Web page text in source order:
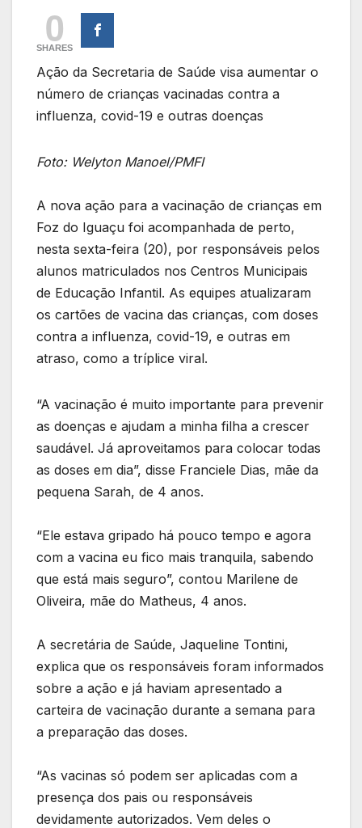
0
SHARES
Ação da Secretaria de Saúde visa aumentar o
número de crianças vacinadas contra a
influenza, covid-19 e outras doenças
Foto: Welyton Manoel/PMFI
A nova ação para a vacinação de crianças em
Foz do Iguaçu foi acompanhada de perto,
nesta sexta-feira (20), por responsáveis pelos
alunos matriculados nos Centros Municipais
de Educação Infantil. As equipes atualizaram
os cartões de vacina das crianças, com doses
contra a influenza, covid-19, e outras em
atraso, como a tríplice viral.
“A vacinação é muito importante para prevenir
as doenças e ajudam a minha filha a crescer
saudável. Já aproveitamos para colocar todas
as doses em dia”, disse Franciele Dias, mãe da
pequena Sarah, de 4 anos.
“Ele estava gripado há pouco tempo e agora
com a vacina eu fico mais tranquila, sabendo
que está mais seguro”, contou Marilene de
Oliveira, mãe do Matheus, 4 anos.
A secretária de Saúde, Jaqueline Tontini,
explica que os responsáveis foram informados
sobre a ação e já haviam apresentado a
carteira de vacinação durante a semana para
a preparação das doses.
“As vacinas só podem ser aplicadas com a
presença dos pais ou responsáveis
devidamente autorizados. Vem deles o